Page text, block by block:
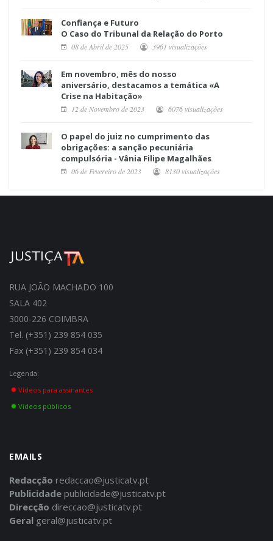
Confiança e Futuro
O Caso do Tribunal da Relação do Porto
08 de Abril de 2025 3961 visualizações
Em novembro, mês do nosso
aniversário, destacamos a temática «A
Crise na Habitação»
12 de Novembro de 2023 6076 visualizações
O papel do juiz no cumprimento das
obrigações: a sanção pecuniária
compulsória - Vânia Filipe Magalhães
06 de Fevereiro de 2023 8130 visualizações
RUA JOÃO MACHADO 100
SALA 402
3000-226 COIMBRA
Tel. (+351) 239 854 035
Fax (+351) 239 854 034
Legenda:
Vídeos para assinantes
Vídeos públicos
EMAILS
Redacção redaccao@justicatv.pt
Publicidade publicidade@justicatv.pt
Direcção direccao@justicatv.pt
Geral geral@justicatv.pt